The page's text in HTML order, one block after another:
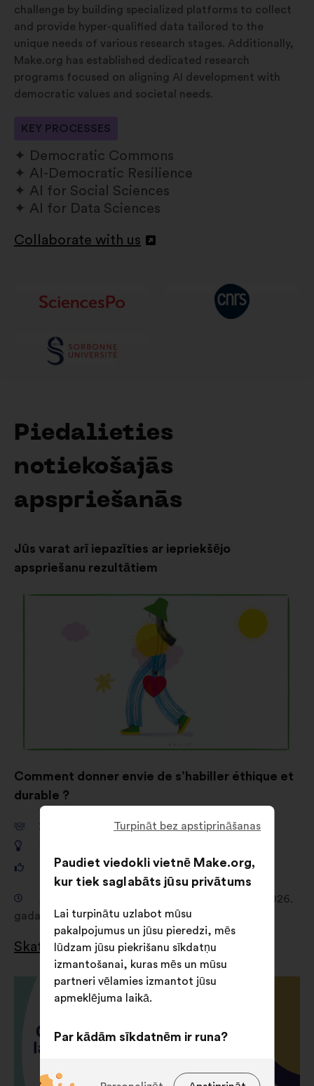
challenge by building specialized platforms to collect
and provide hyper-qualified data tailored to the
unique needs of various research stages. Additionally,
Make.org has established dedicated research
programs focused on aligning AI development with
democratic values and societal needs.
KEY PROCESSES
Democratic Commons
AI-Democratic Resilience
AI for Social Sciences
AI for Data Sciences
Collaborate with us
Atvērt
Piedalieties
notiekošajās
apspriešanās
Jūs varat arī iepazīties ar iepriekšējo
apspriešanu rezultātiem
Comment donner envie de s’habiller éthique et
durable ?
38 149
dalībnieki
481 156 balsis
Apspriešana no 2026. gada 19. februārī līdz 2026.
gada 16. aprīlī
Skatīt rezultātus
Turpināt bez apstiprināšanas
Paudiet viedokli vietnē Make.org,
kur tiek saglabāts jūsu privātums
Lai turpinātu uzlabot mūsu
pakalpojumus un jūsu pieredzi, mēs
lūdzam jūsu piekrišanu sīkdatņu
izmantošanai, kuras mēs un mūsu
partneri vēlamies izmantot jūsu
apmeklējuma laikā.
Par kādām sīkdatnēm ir runa?
sīkdatnes, kas ir būtiski vietnes